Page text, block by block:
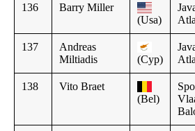
136
Barry Miller
(Usa)
137
Andreas
Miltiadis
(Cyp)
138
Vito Braet
(Bel)